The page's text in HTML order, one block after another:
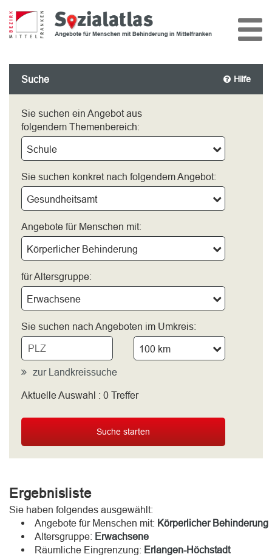
Suche Hilfe
Sie suchen ein Angebot aus
folgendem Themenbereich:
Schule
Sie suchen konkret nach folgendem Angebot:
Gesundheitsamt
Angebote für Menschen mit:
Körperlicher Behinderung
für Altersgruppe:
Erwachsene
Sie suchen nach Angeboten im Umkreis:
100 km
zur Landkreissuche
bitte wählen
Aktuelle Auswahl : 0 Treffer
Suche starten
Ergebnisliste
Sie haben folgendes ausgewählt:
Angebote für Menschen mit: Körperlicher Behinderung
Altersgruppe: Erwachsene
Räumliche Eingrenzung: Erlangen-Höchstadt